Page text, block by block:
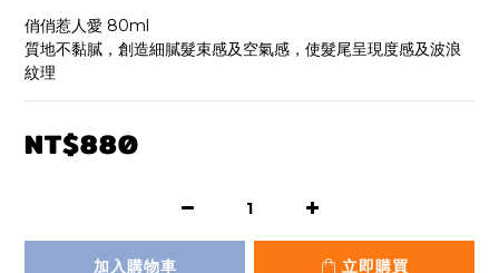
俏俏惹人愛 80ml
質地不黏膩，創造細膩髮束感及空氣感，使髮尾呈現度感及波浪
紋理
NT$880
加入購物車 立即購買